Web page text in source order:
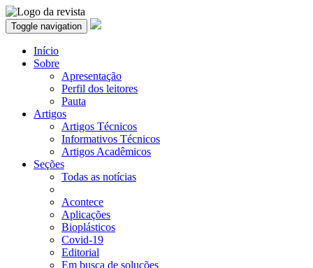
Toggle navigation
Início
Sobre
Apresentação
Perfil dos leitores
Pauta
Artigos
Artigos Técnicos
Informativos Técnicos
Artigos Acadêmicos
Seções
Todas as notícias
Acontece
Aplicações
Bioplásticos
Covid-19
Editorial
Em busca de soluções